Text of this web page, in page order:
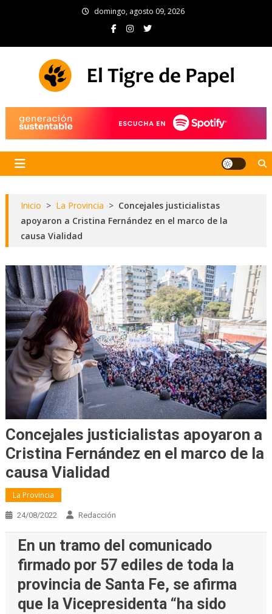
domingo, agosto 09, 2026
Inicio > La Provincia > Concejales justicialistas
apoyaron a Cristina Fernández en el marco de la
causa Vialidad
Concejales justicialistas apoyaron a
Cristina Fernández en el marco de la
causa Vialidad
La Provincia
24/08/2022 Redacción
En un tramo del comunicado
firmado por 57 ediles de toda la
provincia de Santa Fe, se afirma
que la Vicepresidenta “ha sido